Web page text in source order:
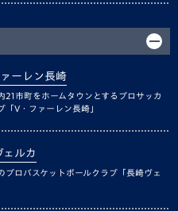
ーレン長崎
21市町をホームタウンとするプロサッカ
「V・ファーレン長崎」
ェルカ
プロバスケットボールクラブ「長崎ヴェ